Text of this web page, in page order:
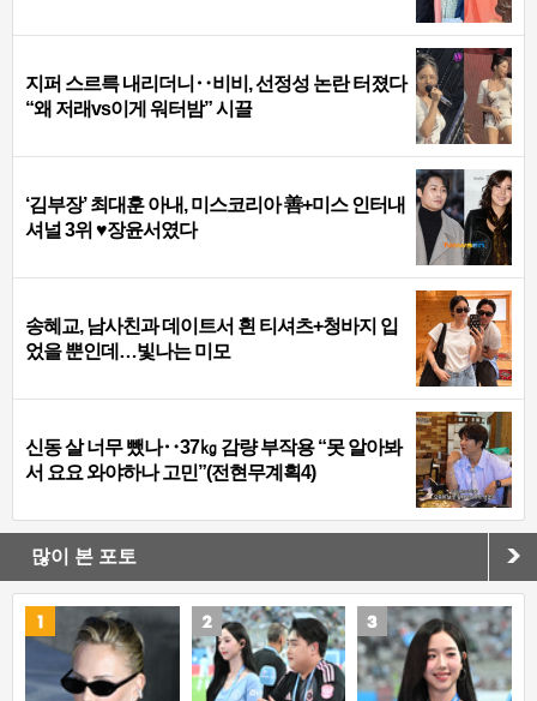
지퍼 스르륵 내리더니‥비비, 선정성 논란 터졌다
“왜 저래vs이게 워터밤” 시끌
‘김부장’ 최대훈 아내, 미스코리아 善+미스 인터내
셔널 3위 ♥장윤서였다
송혜교, 남사친과 데이트서 흰 티셔츠+청바지 입
었을 뿐인데…빛나는 미모
신동 살 너무 뺐나‥37㎏ 감량 부작용 “못 알아봐
서 요요 와야하나 고민”(전현무계획4)
많이 본 포토